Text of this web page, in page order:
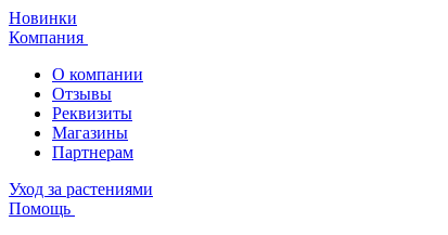
Новинки
Компания
О компании
Отзывы
Реквизиты
Магазины
Партнерам
Уход за растениями
Помощь